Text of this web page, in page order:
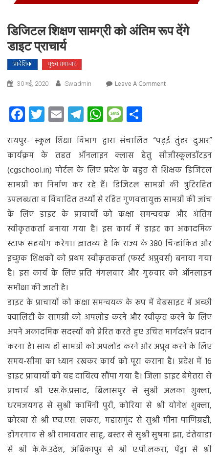
डिजिटल शिक्षण सामग्री को अंतिम रूप देंगे
डाइट प्राचार्य
प्रादेशिक मुख्य समाचार
30 मई, 2020 Swadmin Leave A CommentOn
अंतिम
रूप
डाइट
प्राचार्य
Facebook
Twitter
EmailTelegram
WhatsApp
Message
रायपुर- स्कूल शिक्षा विभाग द्वारा संचालित “पढ़ई तुंहर दुआर”
कार्यक्रम के तहत ऑनलाइन क्लास हेतु सीजीस्कूलडॉटइन
(cgschool.in) पोर्टल के लिए प्रदेश के बहुत से शिक्षक डिजिटल
सामग्री का निर्माण कर रहे हैं। डिजिटल सामग्री की त्रुटिरहित
उपलब्धता व विवादित तथ्यों से रहित गुणवत्तायुक्त सामग्री की जांच
के लिए डाइट के प्राचार्यो को कक्षा समन्वयक और अंतिम
स्वीकृतकर्ता बनाया गया है। इस कार्य में डाइट का अकादमिक
स्टाफ सहयोग करेगा। ज्ञातव्य है कि राज्य के 380 चिन्हांकित और
इच्छुक शिक्षकों को प्रथम स्वीकृतकर्ता (फर्स्ट अप्रुवर्स) बनाया गया
है। इस कार्य के लिए प्रति मंगलवार और गुरुवार को ऑनलाइन
समीक्षा की जाती है।
डाइट के प्राचार्यो को कक्षा समन्वयक के रूप में वेबसाइट में अच्छी
क्वालिटी के सामग्री को अपलोड करने और स्वीकृत करने के लिए
अपने अकादमिक सदस्यों को प्रेरित करते हुए उचित मार्गदर्शन प्रदान
करना है। साथ ही सामग्री को अपलोड करने और अप्रूव करने के लिए
समय-सीमा का ध्यान रखकर कार्य को पूरा कराना है। प्रदेश में 16
डाइट प्राचार्यो को यह दायित्व सौंपा गया है। जिला डाइट बेमेतरा से
प्राचार्य श्री एस.के.प्रसाद, बिलासपुर से सुश्री अलका शुक्ला,
धरमजयगढ़ से सुश्री कामिनी पुरी, कोरिया से श्री योगेश शुक्ला,
कोरबा से श्री एच.एस. लकरा, महासमुंद से सुश्री मीना पाणिग्रही,
डोंगरगाव से श्री रामावतार साहू, बस्तर से सुश्री सुषमा झा, दंतेवाडा
से श्री के.के.उदेश, अंबिकापुर से श्री ए.पी.लकरा, पेंड्रा से श्री